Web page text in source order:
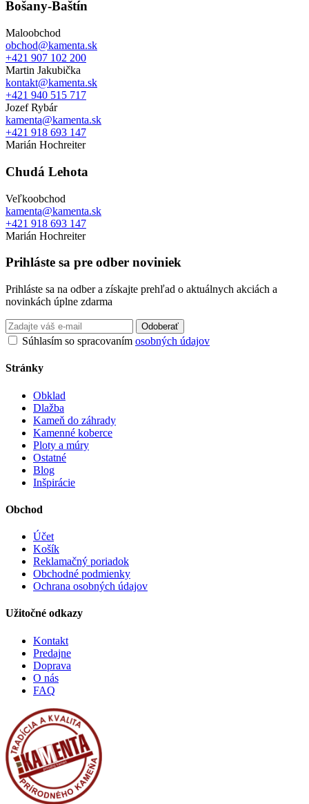
Bošany-Baštín
Maloobchod
obchod@kamenta.sk
+421 907 102 200
Martin Jakubička
kontakt@kamenta.sk
+421 940 515 717
Jozef Rybár
kamenta@kamenta.sk
+421 918 693 147
Marián Hochreiter
Chudá Lehota
Veľkoobchod
kamenta@kamenta.sk
+421 918 693 147
Marián Hochreiter
Prihláste sa pre odber noviniek
Prihláste sa na odber a získajte prehľad o aktuálnych akciách a
novinkách úplne zdarma
Odoberať
Súhlasím so spracovaním osobných údajov
Stránky
Obklad
Dlažba
Kameň do záhrady
Kamenné koberce
Ploty a múry
Ostatné
Blog
Inšpirácie
Obchod
Účet
Košík
Reklamačný poriadok
Obchodné podmienky
Ochrana osobných údajov
Užitočné odkazy
Kontakt
Predajne
Doprava
O nás
FAQ